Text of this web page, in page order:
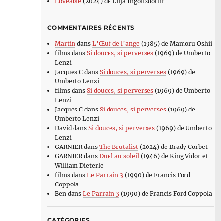
COMMENTAIRES RÉCENTS
Martin dans L’Œuf de l’ange (1985) de Mamoru Oshii
filmsdans Si douces, si perverses(1969) de Umberto
Lenzi
Jacques Cdans Si douces, si perverses(1969) de
Umberto Lenzi
filmsdans Si douces, si perverses(1969) de Umberto
Lenzi
Jacques Cdans Si douces, si perverses(1969) de
Umberto Lenzi
David dans Si douces, si perverses(1969) de Umberto
Lenzi
GARNIERdans The Brutalist(2024) de Brady Corbet
GARNIERdans Duel au soleil (1946) de King Vidor et
William Dieterle
filmsdans Le Parrain 3 (1990) de Francis Ford
Coppola
Ben dans Le Parrain 3 (1990) de Francis Ford Coppola